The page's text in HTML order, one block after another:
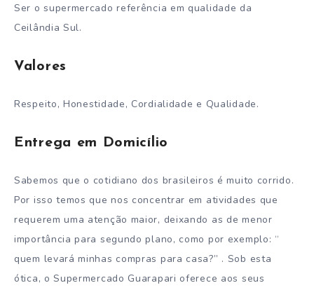
Ser o supermercado referência em qualidade da
Ceilândia Sul.
Valores
Respeito, Honestidade, Cordialidade e Qualidade.
Entrega em Domicílio
Sabemos que o cotidiano dos brasileiros é muito corrido.
Por isso temos que nos concentrar em atividades que
requerem uma atenção maior, deixando as de menor
importância para segundo plano, como por exemplo: “
quem levará minhas compras para casa?” . Sob esta
ótica, o Supermercado Guarapari oferece aos seus